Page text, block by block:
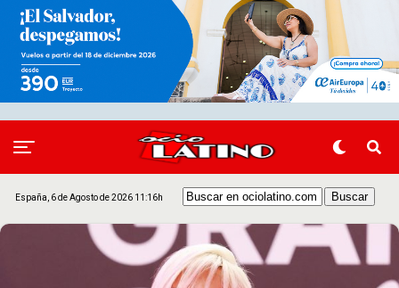
España, 6 de Agosto de 2026 11:16h